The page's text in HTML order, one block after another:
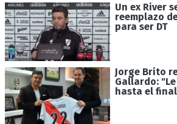
Un ex River
reemplazo
para ser DT
Jorge Brito
Gallardo:
hasta el